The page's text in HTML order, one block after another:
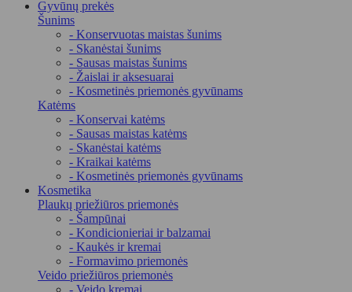
Gyvūnų prekės
Šunims
- Konservuotas maistas šunims
- Skanėstai šunims
- Sausas maistas šunims
- Žaislai ir aksesuarai
- Kosmetinės priemonės gyvūnams
Katėms
- Konservai katėms
- Sausas maistas katėms
- Skanėstai katėms
- Kraikai katėms
- Kosmetinės priemonės gyvūnams
Kosmetika
Plaukų priežiūros priemonės
- Šampūnai
- Kondicionieriai ir balzamai
- Kaukės ir kremai
- Formavimo priemonės
Veido priežiūros priemonės